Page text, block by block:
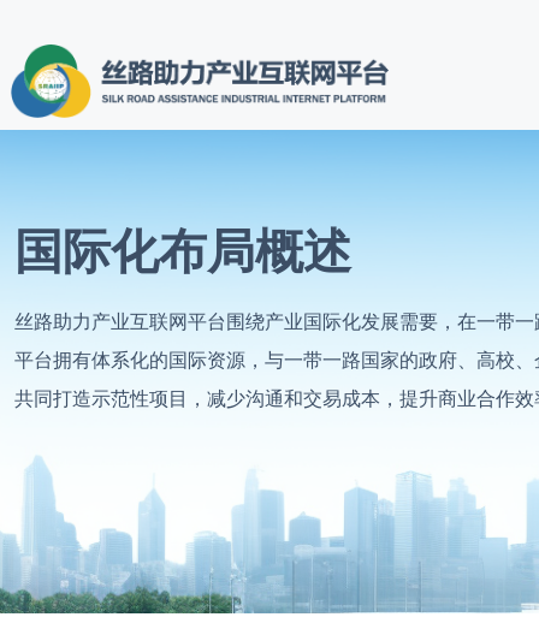
国际化布局概述
丝路助力产业互联网平台围绕产业国际化发展需要，在一带
平台拥有体系化的国际资源，与一带一路国家的政府、高校
共同打造示范性项目，减少沟通和交易成本，提升商业合作